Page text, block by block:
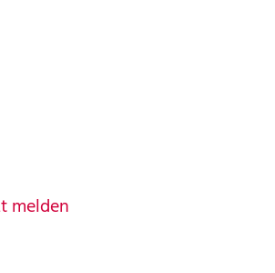
melden